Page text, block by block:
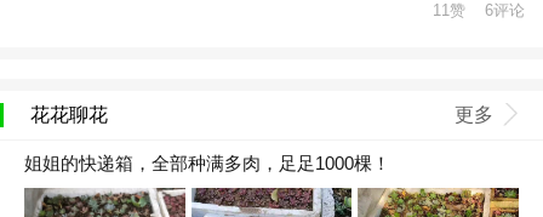
11赞 6评论
花花聊花 更多
姐姐的快递箱，全部种满多肉，足足1000棵！